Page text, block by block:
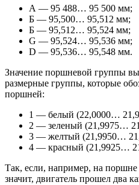
А — 95 488… 95 500 мм;
Б — 95,500… 95,512 мм;
Б — 95,512… 95,524 мм;
G — 95,524… 95,536 мм;
D — 95,536… 95,548 мм.
Значение поршневой группы
размерные группы, которые
поршней:
1 — белый (22,0000…
2 — зеленый (21,9975…
3 — желтый (21,9950…
4 — красный (21,9925…
Так, если, например, на поршне
значит, двигатель прошел два